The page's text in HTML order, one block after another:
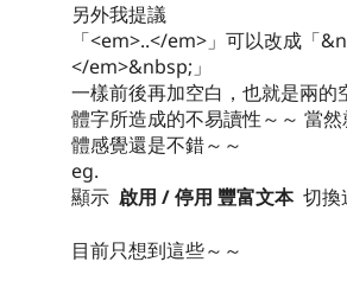
另外我提議
「<em>..</em>」可以改成「
</em>&nbsp;」
一樣前後再加空白，也就是兩的
體字所造成的不易讀性～～ 當
體感覺還是不錯～～
eg.
顯示 啟用 / 停用 豐富文本切換
目前只想到這些～～